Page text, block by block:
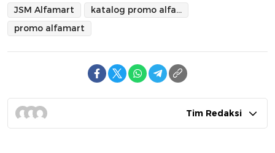
JSM Alfamart
katalog promo alfamart
promo alfamart
Tim Redaksi